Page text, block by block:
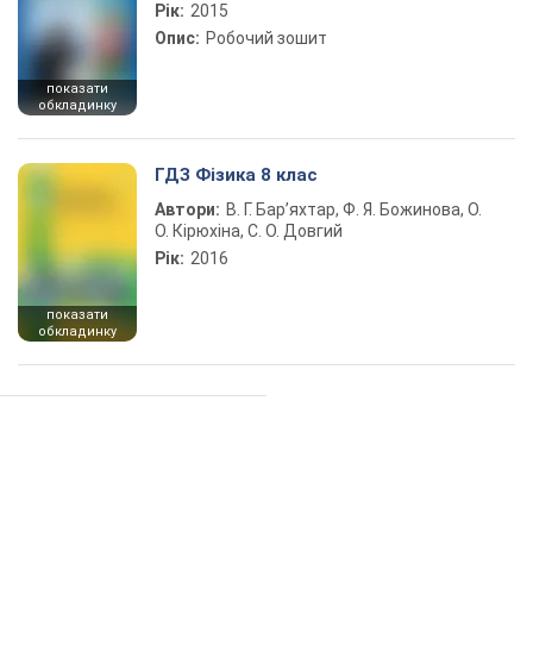
показати
обкладинку
Рік: 2015
Опис: Робочий зошит
показати
обкладинку
ГДЗ Фізика 8 клас
Автори: В. Г. Бар’яхтар, Ф. Я. Божинова, О.
О. Кірюхіна, С. О. Довгий
Рік: 2016